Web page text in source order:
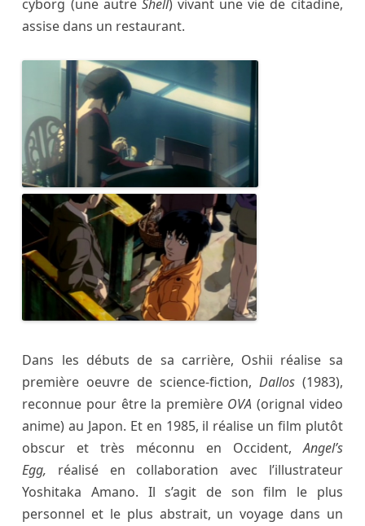
cyborg (une autre Shell) vivant une vie de citadine,
assise dans un restaurant.
Dans les débuts de sa carrière, Oshii réalise sa
première oeuvre de science-fiction, Dallos (1983),
reconnue pour être la première OVA (orignal video
anime) au Japon. Et en 1985, il réalise un film plutôt
obscur et très méconnu en Occident,Angel’s
Egg, réalisé en collaboration avec l’illustrateur
Yoshitaka Amano. Il s’agit de son film le plus
personnel et le plus abstrait, un voyage dans un